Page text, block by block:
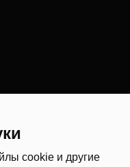
cookie и другие